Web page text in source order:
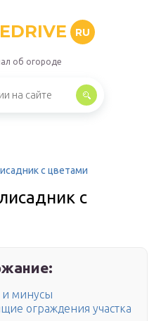
RU
об огороде
с цветами
с
и минусы
ограждения участка